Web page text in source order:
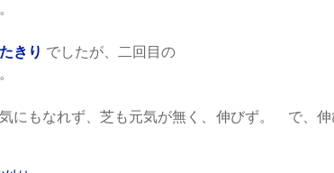
きり でしたが、二回目の
にもなれず、芝も元気が無く、伸びず。 で、